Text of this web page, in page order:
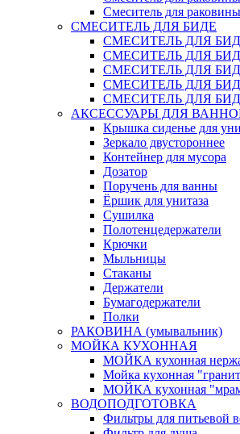
Смеситель для
СМЕСИТЕЛЬ ДЛЯ БИДЕ
СМЕСИТЕЛЬ ДЛЯ
СМЕСИТЕЛЬ ДЛЯ БИДЕ
СМЕСИТЕЛЬ ДЛЯ БИДЕ
СМЕСИТЕЛЬ ДЛЯ БИДЕ
СМЕСИТЕЛЬ ДЛЯ
АКСЕССУАРЫ ДЛЯ
Крышка сиденье для
Зеркало двустороннее
Контейнер для мусора
Дозатор
Поручень для ванны
Ёршик для унитаза
Сушилка
Полотенцедержатели
Крючки
Мыльницы
Стаканы
Держатели
Бумагодержатели
Полки
РАКОВИНА (умывальник)
МОЙКА КУХОННАЯ
МОЙКА кухонная
Мойка кухонная
МОЙКА кухонная
ВОДОПОДГОТОВКА
Фильтры для питьевой